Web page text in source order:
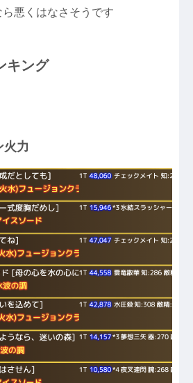
悪くはなさそうです
キング
火力